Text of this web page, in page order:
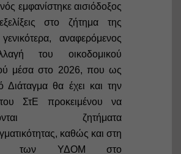
εμφανίστηκε αισιόδοξος
στο ζήτημα της
αναφερόμενος
του οικοδομικού
μέσα στο 2026, που ως
Διάταγμα θα έχει και την
ΣτΕ προκειμένου να
ζητήματα
καθώς και στη
των ΥΔΟΜ στο